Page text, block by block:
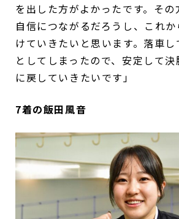
を出した方がよかったです。そ
自信につながるだろうし、これ
けていきたいと思います。落車
としてしまったので、安定して
に戻していきたいです」
7着の飯田風音